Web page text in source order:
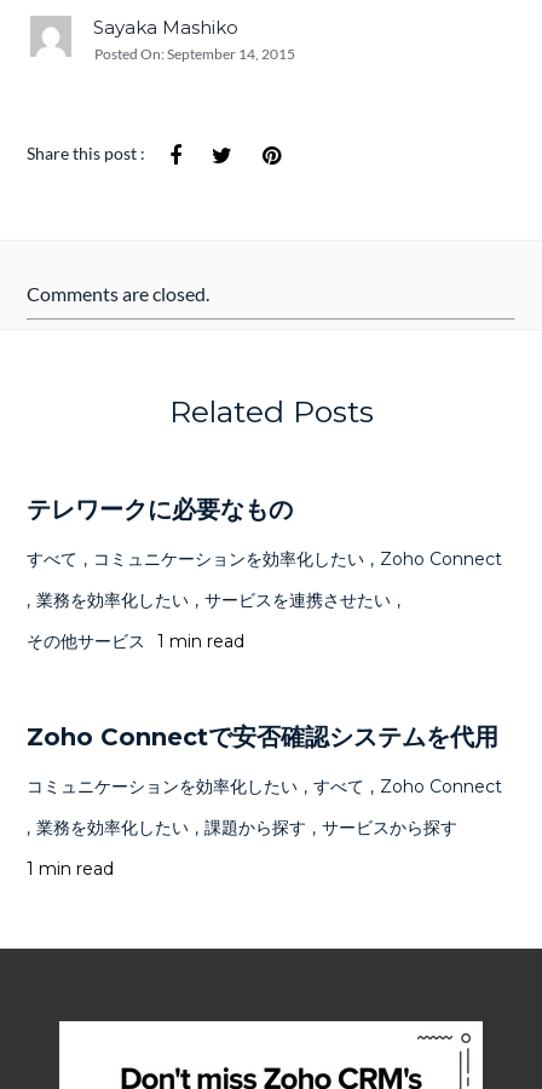
Sayaka Mashiko
Posted On:September 14, 2015
Share this post :
Comments are closed.
Related Posts
テレワークに必要なもの
すべて , コミュニケーションを効率化したい , Zoho Connect
, 業務を効率化したい , サービスを連携させたい ,
その他サービス
1 min read
Zoho Connectで安否確認システムを代用
コミュニケーションを効率化したい , すべて , Zoho Connect
, 業務を効率化したい , 課題から探す , サービスから探す
1 min read